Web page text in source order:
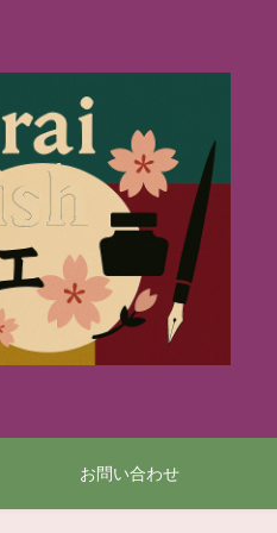
お問い合わせ